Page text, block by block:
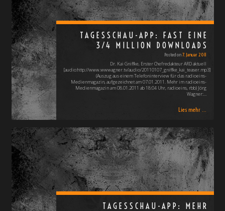
TAGESSCHAU-APP: FAST EINE
3/4 MILLION DOWNLOADS
Posted on7. Januar 2011
Dr. Kai Gniffke, Erster Chefredakteur ARD aktuell
[audio:http://www.wwwagner.tv/audio/20110107_gniffke_kai_teaser.mp3]
(Auszug aus einem Telefoninterview für das radioeins-
Medienmagazin, aufgezeichnet am 07.01.2011. Mehr im radioeins-
Medienmagazin am 08.01.2011 ab 18:04 Uhr, radioeins, rbb) Jörg
Wagner:…
Lies mehr ...
TAGESSCHAU-APP: MEHR